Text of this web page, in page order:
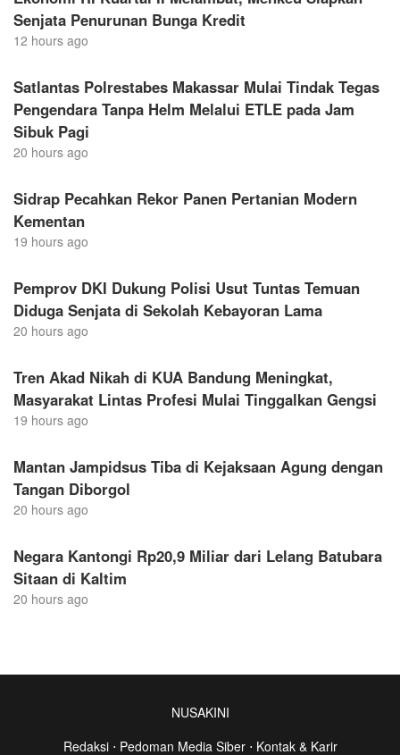
Senjata Penurunan Bunga Kredit
12 hours ago
Satlantas Polrestabes Makassar Mulai Tindak Tegas
Pengendara Tanpa Helm Melalui ETLE pada Jam
Sibuk Pagi
20 hours ago
Sidrap Pecahkan Rekor Panen Pertanian Modern
Kementan
19 hours ago
Pemprov DKI Dukung Polisi Usut Tuntas Temuan
Diduga Senjata di Sekolah Kebayoran Lama
20 hours ago
Tren Akad Nikah di KUA Bandung Meningkat,
Masyarakat Lintas Profesi Mulai Tinggalkan Gengsi
19 hours ago
Mantan Jampidsus Tiba di Kejaksaan Agung dengan
Tangan Diborgol
20 hours ago
Negara Kantongi Rp20,9 Miliar dari Lelang Batubara
Sitaan di Kaltim
20 hours ago
NUSAKINI
Redaksi⋅ Pedoman Media Siber⋅ Kontak & Karir